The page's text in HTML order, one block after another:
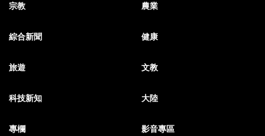
宗教 農業
綜合新聞 健康
旅遊 文教
科技新知 大陸
專欄 影音專區